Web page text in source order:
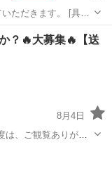
きます。 [具体
？🔥大募集🔥【送
8月4日
は、ご観覧ありがと